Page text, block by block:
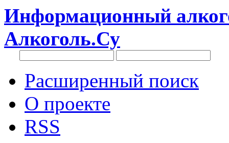
Информационный
Алкоголь.Су
Расширенный поиск
О проекте
RSS